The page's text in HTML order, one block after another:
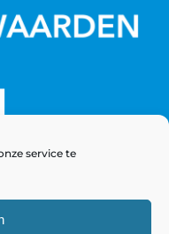
service te